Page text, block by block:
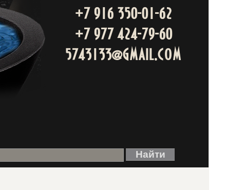
+7 916 350-01-62
+7 977 424-79-60
5743133@gmail.com